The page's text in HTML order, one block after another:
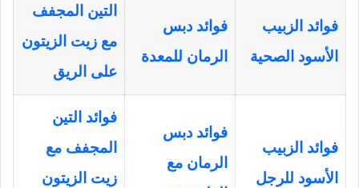
فوائد الزبيب
الأسود الصحية
فوائد دبس
الرمان للمعدة
التين المجفف
مع زيت الزيتون
على الريق
فوائد الزبيب
الأسود للرجل
فوائد دبس
الرمان مع
فوائد التين
المجفف مع
زيت الزيتون